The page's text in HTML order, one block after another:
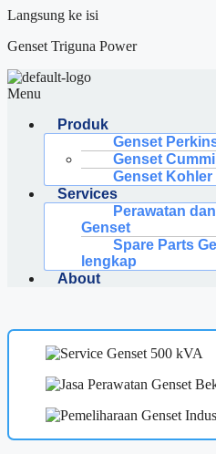
Langsung ke isi
Genset Triguna Power
Menu
Produk
Genset
Genset
Genset Kohler
Services
Perawatan
Genset
Spare Parts
lengkap
About